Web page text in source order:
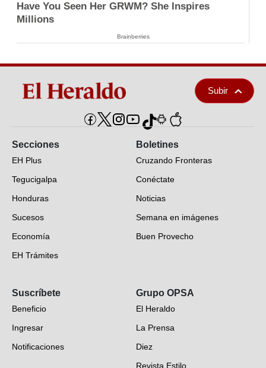
Have You Seen Her GRWM? She Inspires
Millions
Brainberries
Subir
Secciones
EH Plus
Tegucigalpa
Honduras
Sucesos
Economía
EH Trámites
EH Verifica
Fotogalerías
Deportes
Videos
Boletines
Cruzando Fronteras
Conéctate
Noticias
Semana en imágenes
Buen Provecho
Suscríbete
Beneficio
Ingresar
Notificaciones
Grupo OPSA
El Heraldo
La Prensa
Diez
Revista Estilo